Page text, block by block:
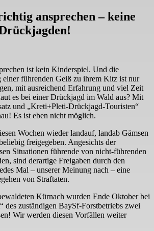
ansprechen – keine
ist kein Kinderspiel. Und die
einer führenden Geiß zu ihrem Kitz ist nur
mit ausreichend Erfahrung und viel Zeit
es bei einer Drückjagd im Wald aus? Mit
und „Kreti+Pleti-Drückjagd-Touristen“
Es ist eben nicht möglich.
Wochen wieder landauf, landab Gämsen
freigegeben. Angesichts der
Situationen führende von nicht-führenden
sind derartige Freigaben durch den
Mal – unserer Meinung nach – eine
von Straftaten.
Kürnach wurden Ende Oktober bei
des zuständigen BaySf-Forstbetriebs zwei
Wir werden diesen Vorfällen weiter